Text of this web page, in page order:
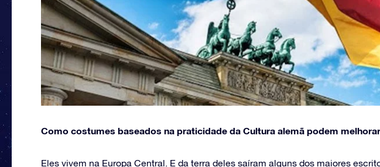
Como costumes baseados na praticidade da Cultura alemã podem
Eles vivem na Europa Central. E da terra deles saíram alguns dos maiores